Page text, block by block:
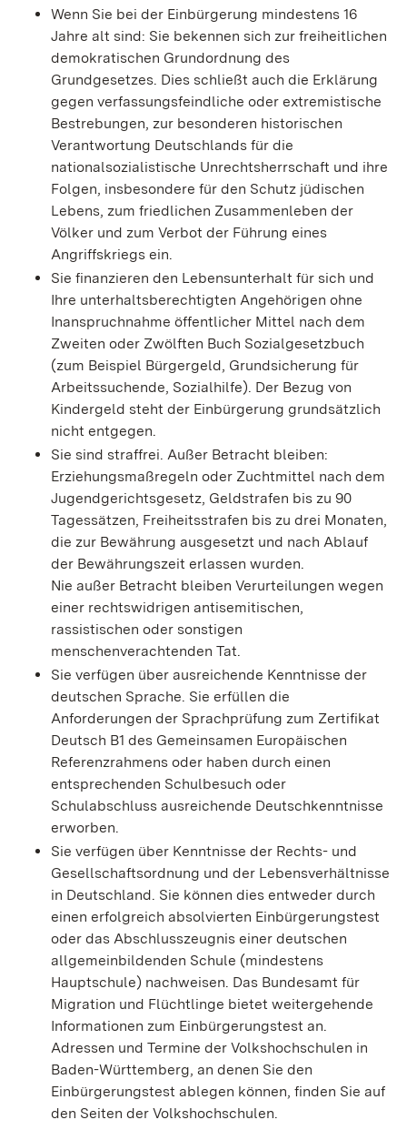
Wenn Sie bei der Einbürgerung mindestens 16
Jahre alt sind: Sie bekennen sich zur freiheitlichen
demokratischen Grundordnung des
Grundgesetzes. Dies schließt auch die Erklärung
gegen verfassungsfeindliche oder extremistische
Bestrebungen, zur besonderen historischen
Verantwortung Deutschlands für die
nationalsozialistische Unrechtsherrschaft und ihre
Folgen, insbesondere für den Schutz jüdischen
Lebens, zum friedlichen Zusammenleben der
Völker und zum Verbot der Führung eines
Angriffskriegs ein.
Sie finanzieren den Lebensunterhalt für sich und
Ihre unterhaltsberechtigten Angehörigen ohne
Inanspruchnahme öffentlicher Mittel nach dem
Zweiten oder Zwölften Buch Sozialgesetzbuch
(zum Beispiel Bürgergeld, Grundsicherung für
Arbeitssuchende, Sozialhilfe). Der Bezug von
Kindergeld steht der Einbürgerung grundsätzlich
nicht entgegen.
Sie sind straffrei. Außer Betracht bleiben:
Erziehungsmaßregeln oder Zuchtmittel nach dem
Jugendgerichtsgesetz, Geldstrafen bis zu 90
Tagessätzen, Freiheitsstrafen bis zu drei Monaten,
die zur Bewährung ausgesetzt und nach Ablauf
der Bewährungszeit erlassen wurden.
Nie außer Betracht bleiben Verurteilungen wegen
einer rechtswidrigen antisemitischen,
rassistischen oder sonstigen
menschenverachtenden Tat.
Sie verfügen über ausreichende Kenntnisse der
deutschen Sprache. Sie erfüllen die
Anforderungen der Sprachprüfung zum Zertifikat
Deutsch B1 des Gemeinsamen Europäischen
Referenzrahmens oder haben durch einen
entsprechenden Schulbesuch oder
Schulabschluss ausreichende Deutschkenntnisse
erworben.
Sie verfügen über Kenntnisse der Rechts- und
Gesellschaftsordnung und der Lebensverhältnisse
in Deutschland. Sie können dies entweder durch
einen erfolgreich absolvierten Einbürgerungstest
oder das Abschlusszeugnis einer deutschen
allgemeinbildenden Schule (mindestens
Hauptschule) nachweisen. Das Bundesamt für
Migration und Flüchtlinge bietet weitergehende
Informationen zum Einbürgerungstest an.
Adressen und Termine der Volkshochschulen in
Baden-Württemberg, an denen Sie den
Einbürgerungstest ablegen können, finden Sie auf
den Seiten der Volkshochschulen.